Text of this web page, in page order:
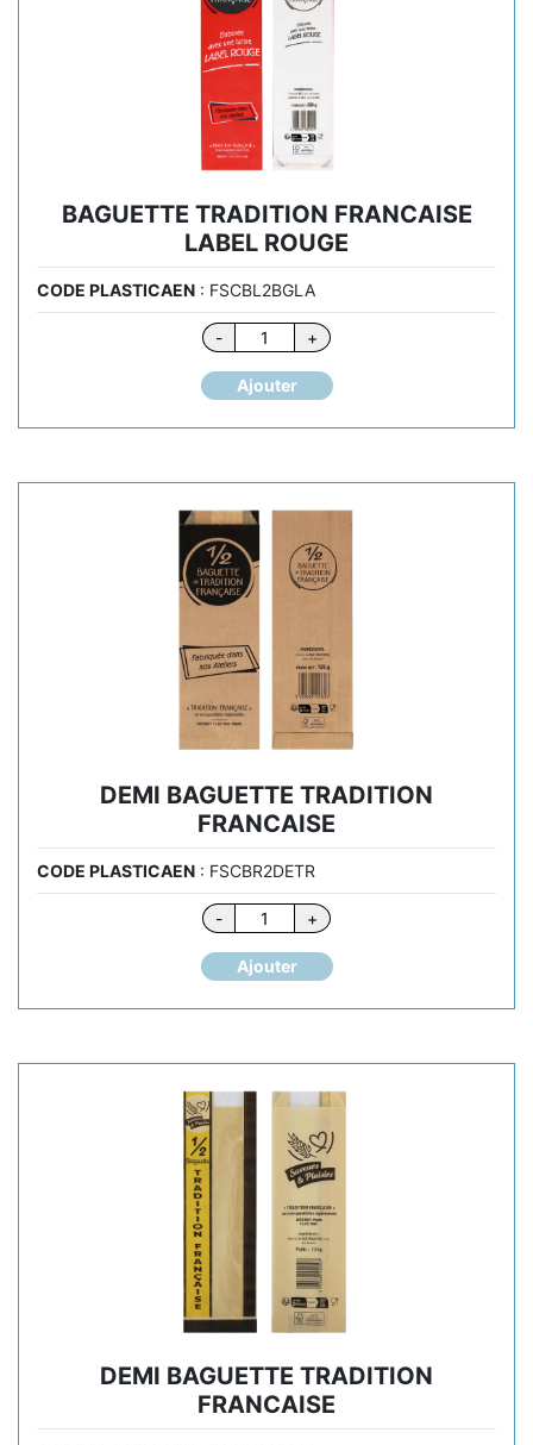
BAGUETTE TRADITION FRANCAISE
LABEL ROUGE
CODE PLASTICAEN : FSCBL2BGLA
-
quantité
de
BAGUETTE
FRANCAISE
ROUGE
+
Ajouter
DEMI BAGUETTE TRADITION
FRANCAISE
CODE PLASTICAEN : FSCBR2DETR
-
quantité
de
DEMI
TRADITION
+
Ajouter
DEMI BAGUETTE TRADITION
FRANCAISE